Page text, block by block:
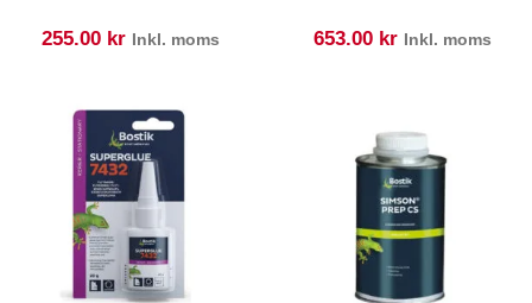
255.00 kr Inkl. moms 653.00 kr Inkl. moms